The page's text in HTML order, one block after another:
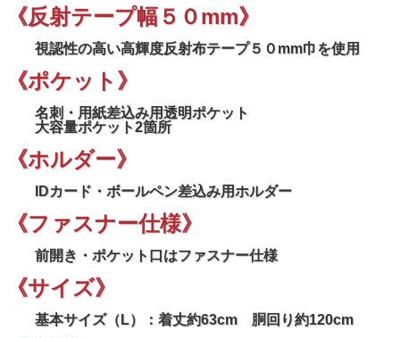
《反射テープ幅５０mm》
視認性の高い高輝度反射布テープ５０mm巾を使用
《ポケット》
名刺・用紙差込み用透明ポケット
大容量ポケット2箇所
《ホルダー》
IDカード・ボールペン差込み用ホルダー
《ファスナー仕様》
前開き・ポケット口はファスナー仕様
《サイズ》
基本サイズ（L）：着丈約63cm 胴回り約120cm